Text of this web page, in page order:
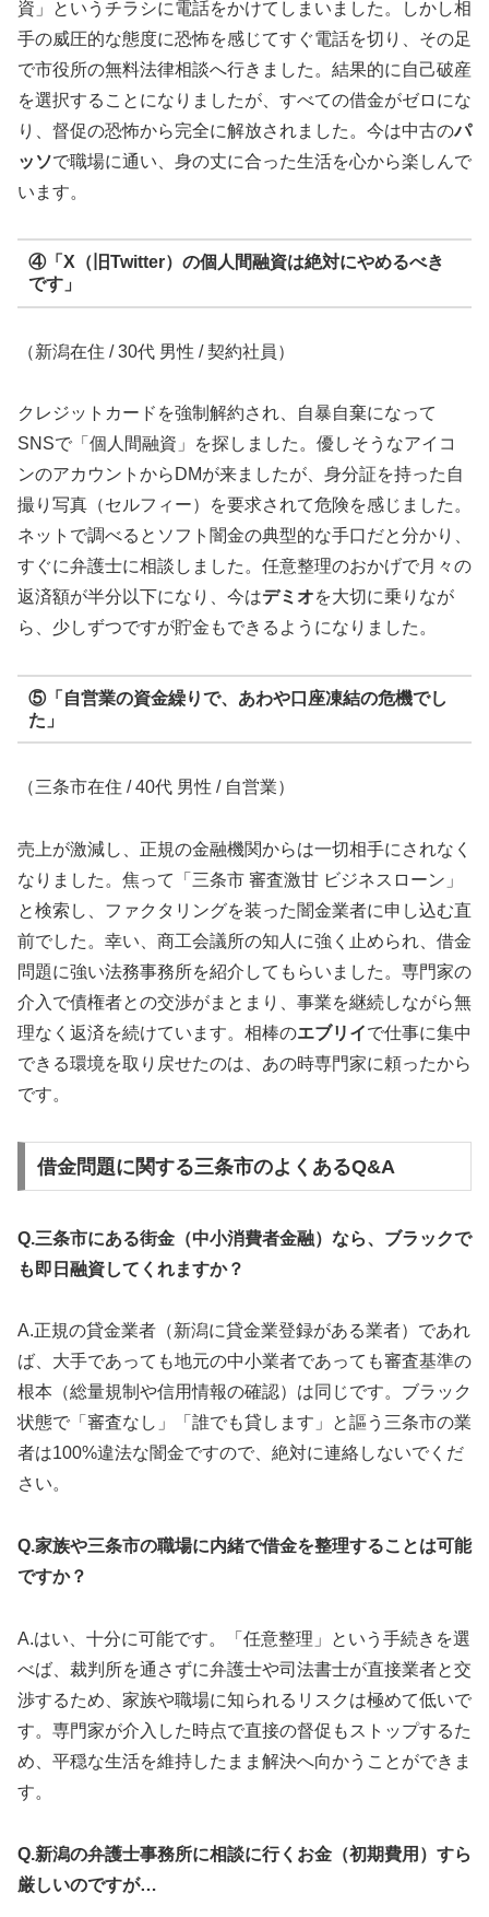
資」というチラシに電話をかけてしまいました。しかし相
手の威圧的な態度に恐怖を感じてすぐ電話を切り、その足
で市役所の無料法律相談へ行きました。結果的に自己破産
を選択することになりましたが、すべての借金がゼロにな
り、督促の恐怖から完全に解放されました。今は中古のパ
ッソで職場に通い、身の丈に合った生活を心から楽しんで
います。
④「X（旧Twitter）の個人間融資は絶対にやめるべき
です」
（新潟在住 / 30代 男性 / 契約社員）
クレジットカードを強制解約され、自暴自棄になって
SNSで「個人間融資」を探しました。優しそうなアイコ
ンのアカウントからDMが来ましたが、身分証を持った自
撮り写真（セルフィー）を要求されて危険を感じました。
ネットで調べるとソフト闇金の典型的な手口だと分かり、
すぐに弁護士に相談しました。任意整理のおかげで月々の
返済額が半分以下になり、今はデミオを大切に乗りなが
ら、少しずつですが貯金もできるようになりました。
⑤「自営業の資金繰りで、あわや口座凍結の危機でし
た」
（三条市在住 / 40代 男性 / 自営業）
売上が激減し、正規の金融機関からは一切相手にされなく
なりました。焦って「三条市 審査激甘 ビジネスローン」
と検索し、ファクタリングを装った闇金業者に申し込む直
前でした。幸い、商工会議所の知人に強く止められ、借金
問題に強い法務事務所を紹介してもらいました。専門家の
介入で債権者との交渉がまとまり、事業を継続しながら無
理なく返済を続けています。相棒のエブリイで仕事に集中
できる環境を取り戻せたのは、あの時専門家に頼ったから
です。
借金問題に関する三条市のよくあるQ&A
Q.三条市にある街金（中小消費者金融）なら、ブラックで
も即日融資してくれますか？
A.正規の貸金業者（新潟に貸金業登録がある業者）であれ
ば、大手であっても地元の中小業者であっても審査基準の
根本（総量規制や信用情報の確認）は同じです。ブラック
状態で「審査なし」「誰でも貸します」と謳う三条市の業
者は100%違法な闇金ですので、絶対に連絡しないでくだ
さい。
Q.家族や三条市の職場に内緒で借金を整理することは可能
ですか？
A.はい、十分に可能です。「任意整理」という手続きを選
べば、裁判所を通さずに弁護士や司法書士が直接業者と交
渉するため、家族や職場に知られるリスクは極めて低いで
す。専門家が介入した時点で直接の督促もストップするた
め、平穏な生活を維持したまま解決へ向かうことができま
す。
Q.新潟の弁護士事務所に相談に行くお金（初期費用）すら
厳しいのですが…